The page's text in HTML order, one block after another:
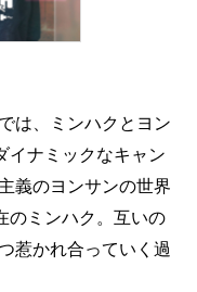
は、ミンハクとヨン
イナミックなキャン
義のヨンサンの世界
のミンハク。互いの
惹かれ合っていく過